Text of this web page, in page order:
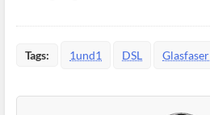
Tags: 1und1 DSL Glasfaser